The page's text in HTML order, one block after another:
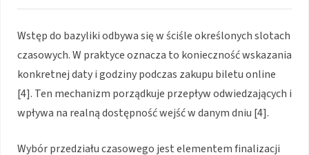
Wstęp do bazyliki odbywa się w ściśle określonych slotach
czasowych. W praktyce oznacza to konieczność wskazania
konkretnej daty i godziny podczas zakupu biletu online
[4]. Ten mechanizm porządkuje przepływ odwiedzających i
wpływa na realną dostępność wejść w danym dniu [4].
Wybór przedziału czasowego jest elementem finalizacji